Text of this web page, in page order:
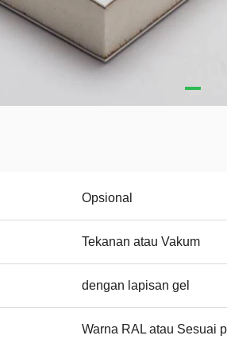
Opsional
Tekanan atau Vakum
dengan lapisan gel
Warna RAL atau Sesuai